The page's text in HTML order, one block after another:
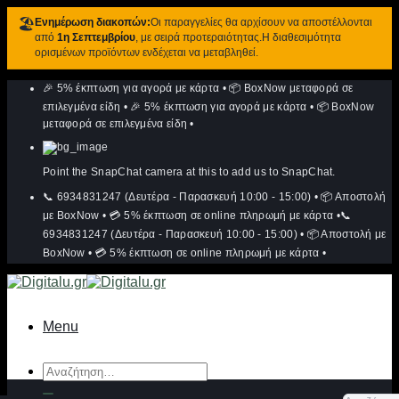
🏖️ Ενημέρωση διακοπών:Οι παραγγελίες θα αρχίσουν να αποστέλλονται
από 1η Σεπτεμβρίου, με σειρά προτεραιότητας.Η διαθεσιμότητα
ορισμένων προϊόντων ενδέχεται να μεταβληθεί.
περιεχόμενο
🎉 5% έκπτωση για αγορά με κάρτα • 📦 BoxNow μεταφορά σε
επιλεγμένα είδη • 🎉 5% έκπτωση για αγορά με κάρτα • 📦 BoxNow
μεταφορά σε επιλεγμένα είδη •
Point the SnapChat camera at this to add us to SnapChat.
📞 6934831247 (Δευτέρα - Παρασκευή 10:00 - 15:00) • 📦 Αποστολή
με BoxNow • 💳 5% έκπτωση σε online πληρωμή με κάρτα •📞
6934831247 (Δευτέρα - Παρασκευή 10:00 - 15:00) • 📦 Αποστολή με
BoxNow • 💳 5% έκπτωση σε online πληρωμή με κάρτα •
Menu
Αναζήτηση
για: